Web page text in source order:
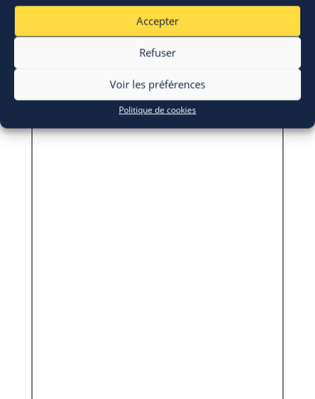
Accepter
Refuser
Voir les préférences
Politique de cookies